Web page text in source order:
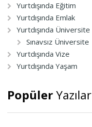
Yurtdışında Eğitim
Yurtdışında Emlak
Yurtdışında Üniversite
Sınavsız Üniversite
Yurtdışında Vize
Yurtdışında Yaşam
PopülerYazılar